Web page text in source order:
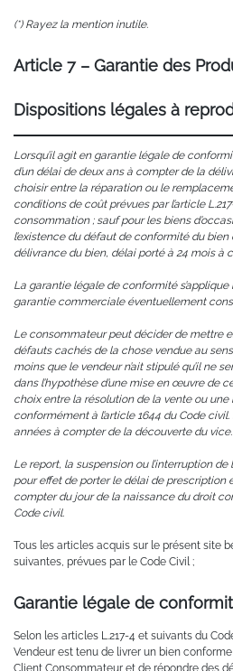
(*) Rayez la mention inutile.
Article 7 – Garantie des
Dispositions légales à
Lorsqu’il agit en garantie légale de
d’un délai de deux ans à compter de la
choisir entre la réparation ou le
conditions de coût prévues par l’article
consommation ; sauf pour les biens
l’existence du défaut de conformité du
délivrance du bien, délai porté à 24 mois à
La garantie légale de conformité
garantie commerciale éventuellement
Le consommateur peut décider de mettre
défauts cachés de la chose vendue au sens
moins que le vendeur n’ait stipulé qu’il ne
dans l’hypothèse d’une mise en œuvre de
choix entre la résolution de la vente ou
conformément à l’article 1644 du Code
années à compter de la découverte du vice.
Le report, la suspension ou l’interruption
pour effet de porter le délai de prescription
compter du jour de la naissance du droit
Code civil.
Tous les articles acquis sur le présent site
suivantes, prévues par le Code Civil ;
Garantie légale de
Selon les articles L.217-4 et suivants du
Vendeur est tenu de livrer un bien
Client Consommateur et de répondre des